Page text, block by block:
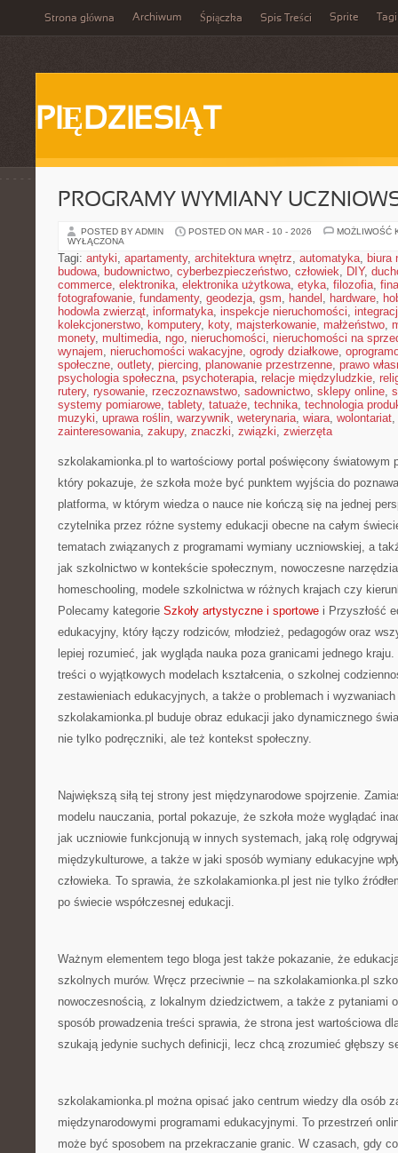
Strona główna Archiwum Śpiączka Spis Treści Sprite Tagi
PIĘDZIESIĄT
PROGRAMY WYMIANY
POSTED BY ADMIN POSTED ON MAR - 10 - 2026
MOŻLIWOŚĆ
WYŁĄCZONA
Tagi: antyki, apartamenty, architektura wnętrz, automatyka, biura
budowa, budownictwo, cyberbezpieczeństwo, człowiek, DIY,
commerce, elektronika, elektronika użytkowa, etyka, filozofia,
fotografowanie, fundamenty, geodezja, gsm, handel , hardware,
hodowla zwierząt, informatyka, inspekcje nieruchomości,
kolekcjonerstwo, komputery, koty, majsterkowanie, małżeństwo,
monety, multimedia, ngo, nieruchomości, nieruchomości na
wynajem, nieruchomości wakacyjne, ogrody działkowe,
społeczne, outlety, piercing, planowanie przestrzenne, prawo
psychologia społeczna, psychoterapia, relacje międzyludzkie,
rutery, rysowanie, rzeczoznawstwo, sadownictwo, sklepy online,
systemy pomiarowe, tablety, tatuaże, technika, technologia
muzyki, uprawa roślin, warzywnik, weterynaria, wiara, wolontariat,
zainteresowania, zakupy, znaczki, związki, zwierzęta
szkolakamionka.pl to wartościowy portal poświęcony światowym
który pokazuje, że szkoła może być punktem wyjścia do
platforma, w którym wiedza o nauce nie kończą się na jednej
czytelnika przez różne systemy edukacji obecne na całym
tematach związanych z programami wymiany uczniowskiej, a
jak szkolnictwo w kontekście społecznym, nowoczesne
homeschooling, modele szkolnictwa w różnych krajach czy
Polecamy kategorie Szkoły artystyczne i sportowe i Przyszłość
edukacyjny, który łączy rodziców, młodzież, pedagogów oraz
lepiej rozumieć, jak wygląda nauka poza granicami jednego
treści o wyjątkowych modelach kształcenia, o szkolnej
zestawieniach edukacyjnych, a także o problemach i
szkolakamionka.pl buduje obraz edukacji jako dynamicznego
nie tylko podręczniki, ale też kontekst społeczny.
Największą siłą tej strony jest międzynarodowe spojrzenie.
modelu nauczania, portal pokazuje, że szkoła może wyglądać
jak uczniowie funkcjonują w innych systemach, jaką rolę
międzykulturowe, a także w jaki sposób wymiany edukacyjne
człowieka. To sprawia, że szkolakamionka.pl jest nie tylko
po świecie współczesnej edukacji.
Ważnym elementem tego bloga jest także pokazanie, że
szkolnych murów. Wręcz przeciwnie – na szkolakamionka.pl
nowoczesnością, z lokalnym dziedzictwem, a także z pytaniami
sposób prowadzenia treści sprawia, że strona jest wartościowa
szukają jedynie suchych definicji, lecz chcą zrozumieć głębszy
szkolakamionka.pl można opisać jako centrum wiedzy dla osób
międzynarodowymi programami edukacyjnymi. To przestrzeń
może być sposobem na przekraczanie granic. W czasach, gdy